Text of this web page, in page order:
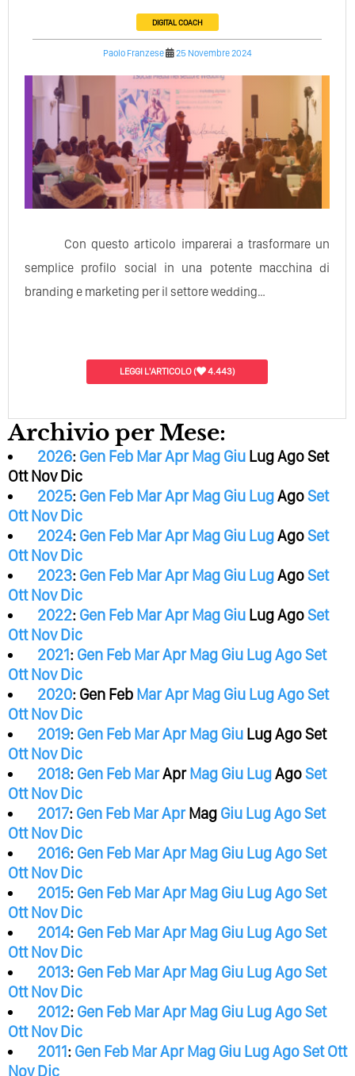
DIGITAL COACH
Paolo Franzese 25 Novembre 2024
Con questo articolo imparerai a trasformare un
semplice profilo social in una potente macchina di
branding e marketing per il settore wedding…
LEGGI L'ARTICOLO( 4.443)
Archivio per Mese:
2026: Gen Feb MarApr Mag Giu LugAgoSet
Ott Nov Dic
2025: Gen Feb MarApr Mag Giu LugAgoSet
Ott Nov Dic
2024: Gen Feb MarApr Mag Giu LugAgoSet
Ott Nov Dic
2023: Gen Feb MarApr Mag Giu LugAgoSet
Ott Nov Dic
2022: Gen Feb MarApr Mag Giu LugAgoSet
Ott Nov Dic
2021: Gen Feb MarApr Mag Giu LugAgoSet
Ott Nov Dic
2020: Gen Feb MarApr Mag Giu LugAgoSet
Ott Nov Dic
2019: Gen Feb MarApr Mag Giu LugAgoSet
Ott Nov Dic
2018: Gen Feb MarApr Mag Giu LugAgoSet
Ott Nov Dic
2017: Gen Feb MarApr Mag Giu LugAgoSet
Ott Nov Dic
2016: Gen Feb MarApr Mag Giu LugAgoSet
Ott Nov Dic
2015: Gen Feb MarApr Mag Giu LugAgoSet
Ott Nov Dic
2014: Gen Feb MarApr Mag Giu LugAgoSet
Ott Nov Dic
2013: Gen Feb MarApr Mag Giu LugAgoSet
Ott Nov Dic
2012: Gen Feb MarApr Mag Giu LugAgoSet
Ott Nov Dic
2011: Gen Feb MarApr Mag Giu LugAgoSet Ott
Nov Dic